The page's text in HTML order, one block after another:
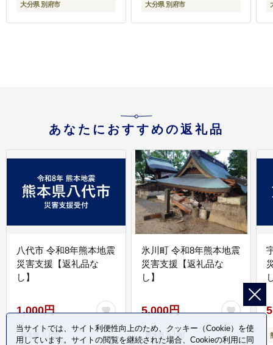
大分県 別府市 大分県 別府市
あなたにおすすめの返礼品
八代市 令和8年熊本地震
災害支援【返礼品な
し】
1,000円
熊本県 八代市
氷川町 令和8年熊本地震
災害支援【返礼品な
し】
5,000円
熊本県 氷川町
当サイトでは、サイト利便性向上のため、クッキー（Cookie）を使
用しています。サイトの閲覧を継続された場合、Cookieの利用に同